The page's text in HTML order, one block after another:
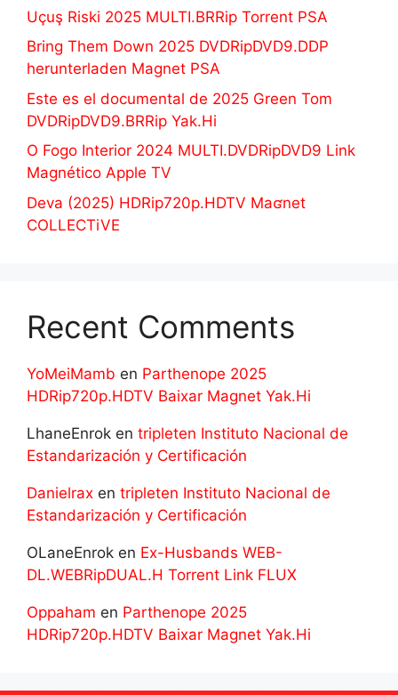
Uçuş Riski 2025 MULTI.BRRip Torrent PSA
Bring Them Down 2025 DVDRipDVD9.DDP
herunterladen Magnet PSA
Este es el documental de 2025 Green Tom
DVDRipDVD9.BRRip Yak.Hi
O Fogo Interior 2024 MULTI.DVDRipDVD9 Link
Magnético Apple TV
Deva (2025) HDRip720p.HDTV Maʛnet
COLLECTiVE
Recent Comments
YoMeiMamb en Parthenope 2025
HDRip720p.HDTV Baixar Magnet Yak.Hi
LhaneEnrok en tripleten Instituto Nacional de
Estandarización y Certificación
Danielrax en tripleten Instituto Nacional de
Estandarización y Certificación
OLaneEnrok en Ex-Husbands WEB-
DL.WEBRipDUAL.H Torrent Link FLUX
Oppaham en Parthenope 2025
HDRip720p.HDTV Baixar Magnet Yak.Hi